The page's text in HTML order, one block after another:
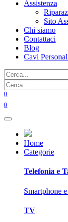
Assistenza
Sito
Chi siamo
Contattaci
Blog
Cavi
0
0
Home
Categorie
Telefonia e
Smartphone
TV